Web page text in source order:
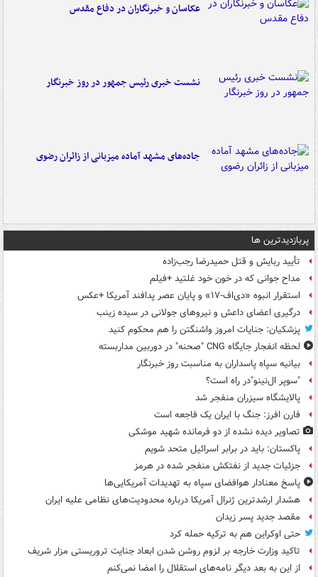
عکاسان و خبرنگاران در دفاع مقدس
نشست خبری رئیس جمهور در روز خبرنگار
جاده‌های مشهد آماده میزبانی از زائران رضوی
پربازدیدترین ها
تأیید ربایش و قتل حمیدرضا رجب‌زاده
مداح جوانی که در خون خود غلتید +فیلم
استقرار انبوه «دی‌اف‑۱۷» و پایان عصر پدافند آمریکا +عکس
درگیری اعضای داعش و نیروهای جولانی در سیده زینب
پزشکیان: جنایات امروز واشنگتن را هم محکوم کنید
لحظه انفجار جایگاه CNG "صحنه" در دوربین مداربسته
بیانیه سپاه پاسداران به مناسبت روز خبرنگار
"سوپر ال‌نینو"در راه است؟
پالایشگاه سیزران منفجر شد
فارن افرز: جنگ با ایران یک فاجعه است
تصاویر دیده‌ نشده از دو فرمانده شهید موشکی
پاکستان: باید در برابر اسرائیل متحد شویم
جزئیات جدید از نفتکش منفجر شده در هرمز
پاسخ معنادار هوافضای سپاه به تهدیدات آمریکایی‌ها
هشدار ارشدترین ژنرال آمریکا درباره محدودیت‌های نظامی علیه ایران
مقصد جدید پسر زیدان
حتی اوکراین هم به ترکیه حمله کرد
تاکید وزارت خارجه بر لزوم روشن شدن ابعاد جنایت تروریستی مزار شریف
از این به بعد دیگر نامه‌های استقلال را امضا نمی‌کنم